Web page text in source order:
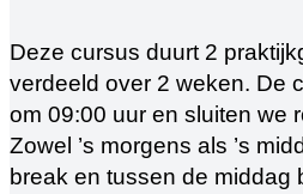
Deze cursus duurt 2
verdeeld over 2 weken. De
om 09:00 uur en sluiten we
Zowel ’s morgens als ’s
break en tussen de middag